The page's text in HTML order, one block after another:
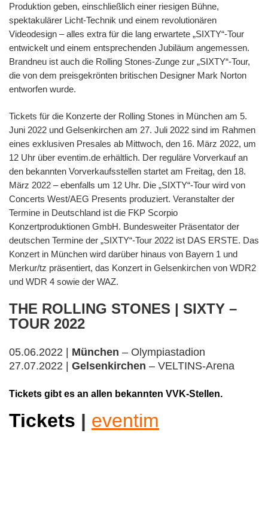
Produktion geben, einschließlich einer riesigen Bühne,
spektakulärer Licht-Technik und einem revolutionären
Videodesign – alles extra für die lang erwartete „SIXTY“-Tour
entwickelt und einem entsprechenden Jubiläum angemessen.
Brandneu ist auch die Rolling Stones-Zunge zur „SIXTY“-Tour,
die von dem preisgekrönten britischen Designer Mark Norton
entworfen wurde.
Tickets für die Konzerte der Rolling Stones in München am 5.
Juni 2022 und Gelsenkirchen am 27. Juli 2022 sind im Rahmen
eines exklusiven Presales ab Mittwoch, den 16. März 2022, um
12 Uhr über eventim.de erhältlich. Der reguläre Vorverkauf an
den bekannten Vorverkaufsstellen startet am Freitag, den 18.
März 2022 – ebenfalls um 12 Uhr. Die „SIXTY“-Tour wird von
Concerts West/AEG Presents produziert. Veranstalter der
Termine in Deutschland ist die FKP Scorpio
Konzertproduktionen GmbH. Bundesweiter Präsentator der
deutschen Termine der „SIXTY“-Tour 2022 ist DAS ERSTE. Das
Konzert in München wird darüber hinaus von Bayern 1 und
Merkur/tz präsentiert, das Konzert in Gelsenkirchen von WDR2
und WDR 4 sowie der WAZ.
THE ROLLING STONES | SIXTY –
TOUR 2022
05.06.2022 | München – Olympiastadion
27.07.2022 | Gelsenkirchen – VELTINS-Arena
Tickets gibt es an allen bekannten VVK-Stellen.
Tickets | eventim